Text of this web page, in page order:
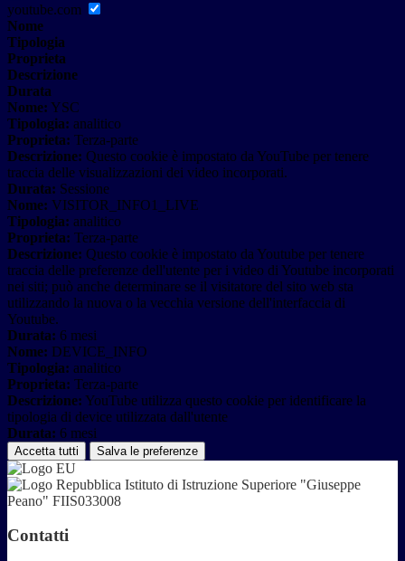
youtube.com
Nome
Tipologia
Proprieta
Descrizione
Durata
Nome: YSC
Tipologia: analitico
Proprieta: Terza-parte
Descrizione: Questo cookie è impostato da YouTube per tenere
traccia delle visualizzazioni dei video incorporati.
Durata: Sessione
Nome: VISITOR_INFO1_LIVE
Tipologia: analitico
Proprieta: Terza-parte
Descrizione: Questo cookie è impostato da Youtube per tenere
traccia delle preferenze dell'utente per i video di Youtube incorporati
nei siti; può anche determinare se il visitatore del sito web sta
utilizzando la nuova o la vecchia versione dell'interfaccia di
Youtube.
Durata: 6 mesi
Nome: DEVICE_INFO
Tipologia: analitico
Proprieta: Terza-parte
Descrizione: YouTube utilizza questo cookie per identificare la
tipologia di device utilizzata dall'utente
Durata: 6 mesi
Accetta tutti Salva le preferenze
Istituto di Istruzione Superiore "Giuseppe
Peano" FIIS033008
Contatti